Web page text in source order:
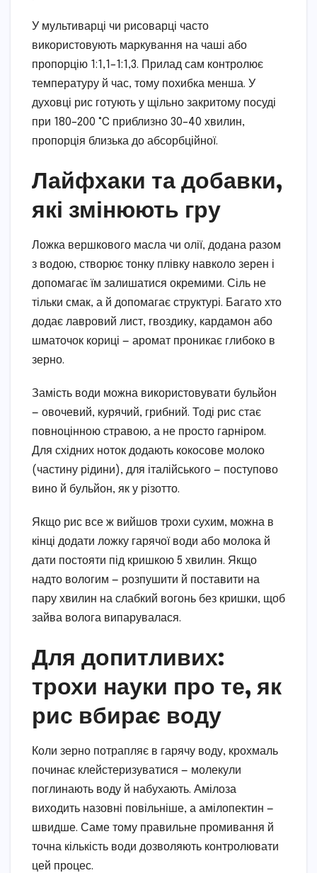
У мультиварці чи рисоварці часто
використовують маркування на чаші або
пропорцію 1:1,1–1:1,3. Прилад сам контролює
температуру й час, тому похибка менша. У
духовці рис готують у щільно закритому посуді
при 180–200 °C приблизно 30–40 хвилин,
пропорція близька до абсорбційної.
Лайфхаки та добавки,
які змінюють гру
Ложка вершкового масла чи олії, додана разом
з водою, створює тонку плівку навколо зерен і
допомагає їм залишатися окремими. Сіль не
тільки смак, а й допомагає структурі. Багато хто
додає лавровий лист, гвоздику, кардамон або
шматочок кориці — аромат проникає глибоко в
зерно.
Замість води можна використовувати бульйон
— овочевий, курячий, грибний. Тоді рис стає
повноцінною стравою, а не просто гарніром.
Для східних ноток додають кокосове молоко
(частину рідини), для італійського — поступово
вино й бульйон, як у різотто.
Якщо рис все ж вийшов трохи сухим, можна в
кінці додати ложку гарячої води або молока й
дати постояти під кришкою 5 хвилин. Якщо
надто вологим — розпушити й поставити на
пару хвилин на слабкий вогонь без кришки, щоб
зайва волога випарувалася.
Для допитливих:
трохи науки про те, як
рис вбирає воду
Коли зерно потрапляє в гарячу воду, крохмаль
починає клейстеризуватися — молекули
поглинають воду й набухають. Амілоза
виходить назовні повільніше, а амілопектин —
швидше. Саме тому правильне промивання й
точна кількість води дозволяють контролювати
цей процес.